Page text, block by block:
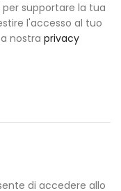
supportare la tua
l'accesso al tuo
nostra privacy
di accedere allo